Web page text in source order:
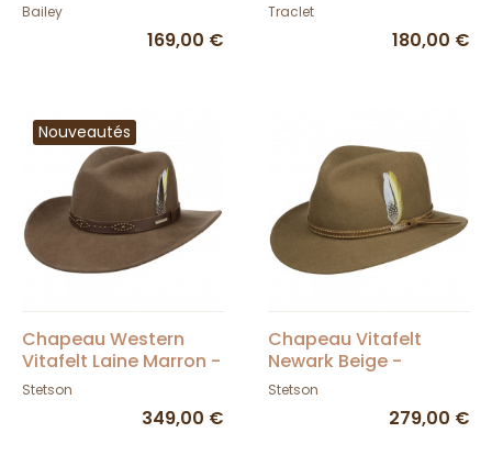
Bailey
169,00 €
Traclet
180,00 €
Nouveautés
Chapeau Western
Vitafelt Laine Marron -
Stetson
Stetson
349,00 €
Chapeau Vitafelt
Newark Beige -
Stetson
Stetson
279,00 €